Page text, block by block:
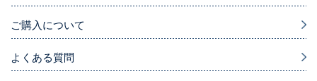
ご購入について
よくある質問